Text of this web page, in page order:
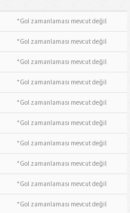
*Gol zamanlaması mevcut değil
*Gol zamanlaması mevcut değil
*Gol zamanlaması mevcut değil
*Gol zamanlaması mevcut değil
*Gol zamanlaması mevcut değil
*Gol zamanlaması mevcut değil
*Gol zamanlaması mevcut değil
*Gol zamanlaması mevcut değil
*Gol zamanlaması mevcut değil
*Gol zamanlaması mevcut değil